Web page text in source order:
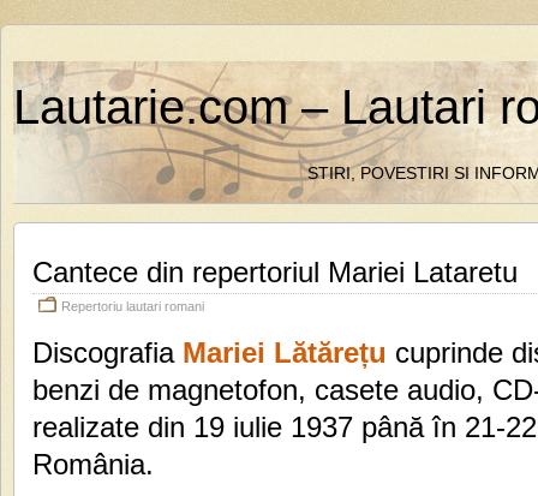
Lautarie.com – Lautari
STIRI, POVESTIRI SI
Cantece din repertoriul Mariei Lataretu
Repertoriu lautari romani
Discografia Mariei Lătărețu cuprinde
benzi de magnetofon, casete audio,
realizate din 19 iulie 1937 până în 21-
România.